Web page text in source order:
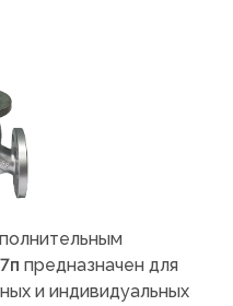
предназначен для
и индивидуальных